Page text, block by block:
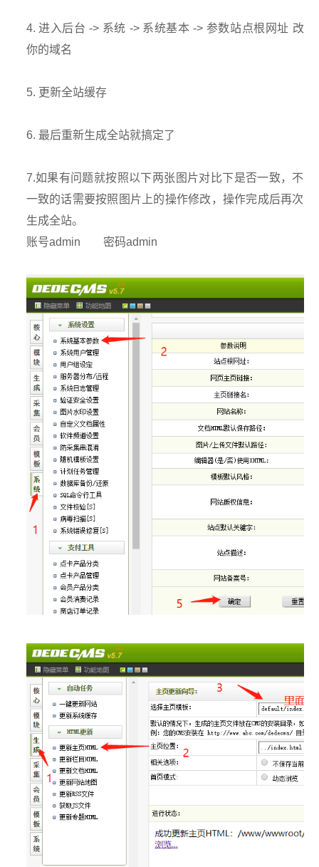
4. 进入后台 -> 系统 -> 系统基本 -> 参数站点根网址 改
你的域名
5. 更新全站缓存
6. 最后重新生成全站就搞定了
7.如果有问题就按照以下两张图片对比下是否一致，不
一致的话需要按照图片上的操作修改，操作完成后再次
生成全站。
账号admin 密码admin